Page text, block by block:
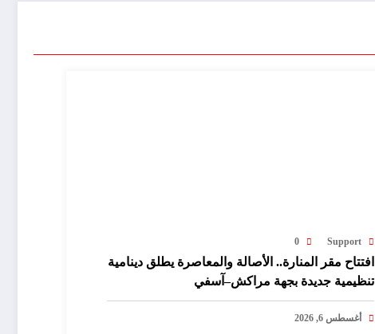
Support
0
افتتاح مقر المنارة.. الأصالة والمعاصرة يطلق دينامية
تنظيمية جديدة بجهة مراكش–آسفي
أغسطس 6, 2026